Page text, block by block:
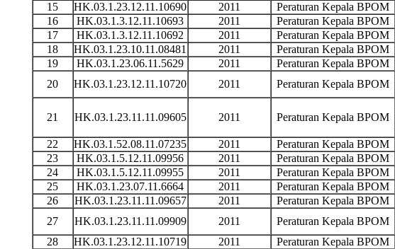
15
HK.03.1.23.12.11.10690 2011 Peraturan Kepala BPOM
16
HK.03.1.3.12.11.10693 2011 Peraturan Kepala BPOM
17
HK.03.1.3.12.11.10692 2011 Peraturan Kepala BPOM
18
HK.03.1.23.10.11.08481 2011 Peraturan Kepala BPOM
19
HK.03.1.23.06.11.5629 2011 Peraturan Kepala BPOM
20
HK.03.1.23.12.11.10720 2011 Peraturan Kepala BPOM
21 HK.03.1.23.11.11.09605 2011 Peraturan Kepala BPOM
22 HK.03.1.52.08.11.07235 2011 Peraturan Kepala BPOM
23
HK.03.1.5.12.11.09956 2011 Peraturan Kepala BPOM
24
HK.03.1.5.12.11.09955 2011 Peraturan Kepala BPOM
25
HK.03.1.23.07.11.6664 2011 Peraturan Kepala BPOM
26
HK.03.1.23.11.11.09657 2011 Peraturan Kepala BPOM
27
HK.03.1.23.11.11.09909 2011 Peraturan Kepala BPOM
28
HK.03.1.23.12.11.10719 2011 Peraturan Kepala BPOM